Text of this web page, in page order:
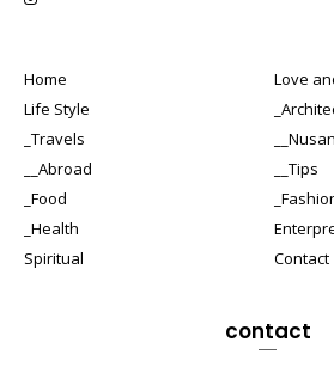
Home
Love
Life Style
_Travels
__Abroad
__Tips
_Food
_Health
Spiritual
Contact
contact